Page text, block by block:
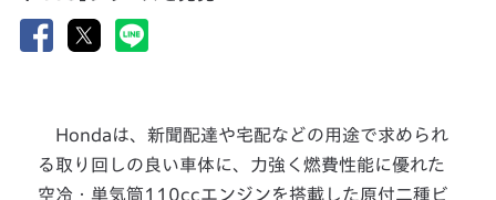
Hondaは、新聞配達や宅配などの用途で求められ
る取り回しの良い車体に、力強く燃費性能に優れた
空冷・単気筒110ccエンジンを搭載した原付二種ビ